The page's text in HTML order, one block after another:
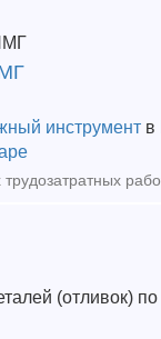
инструмент в